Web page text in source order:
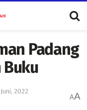
Padang
Buku
2022
AA